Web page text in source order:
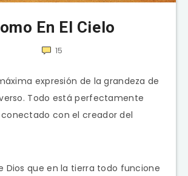
En El Cielo
15
expresión de la grandeza de
Todo está perfectamente
con el creador del
Dios que en la tierra todo funcione